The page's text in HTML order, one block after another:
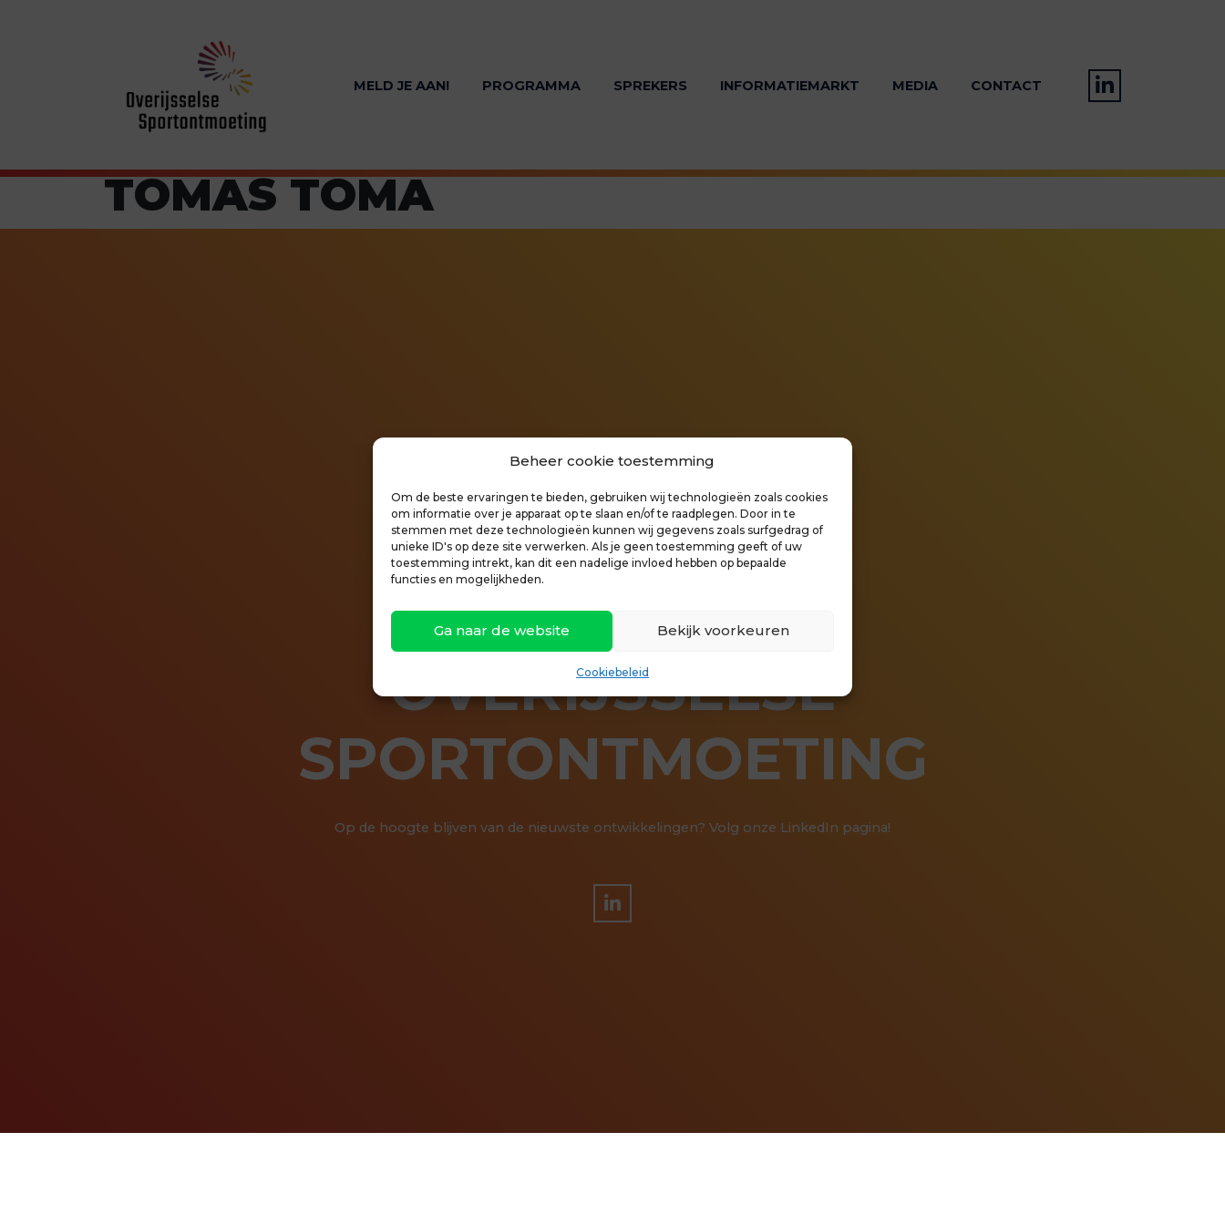
Beheer cookie toestemming
Om de beste ervaringen te bieden, gebruiken wij technologieën zoals cookies
om informatie over je apparaat op te slaan en/of te raadplegen. Door in te
stemmen met deze technologieën kunnen wij gegevens zoals surfgedrag of
unieke ID's op deze site verwerken. Als je geen toestemming geeft of uw
toestemming intrekt, kan dit een nadelige invloed hebben op bepaalde
functies en mogelijkheden.
Ga naar de website Bekijk voorkeuren
Cookiebeleid
MELD JE AAN! PROGRAMMA SPREKERS INFORMATIEMARKT MEDIA CONTACT
TOMAS TOMA
OVERIJSSELSE
SPORTONTMOETING
Op de hoogte blijven van de nieuwste ontwikkelingen? Volg onze LinkedIn pagina!